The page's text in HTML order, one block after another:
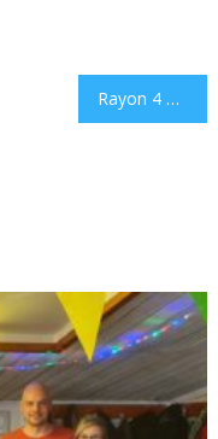
Rayon 4 Veld kampioenschappen 2018